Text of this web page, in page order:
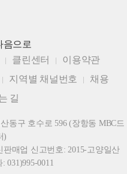
음으로
클린센터
이용약관
지역별 채널번호
채용
길
동구 호수로 596 (장항동 MBC드
)
매업 신고번호: 2015-고양일산
031)995-0011